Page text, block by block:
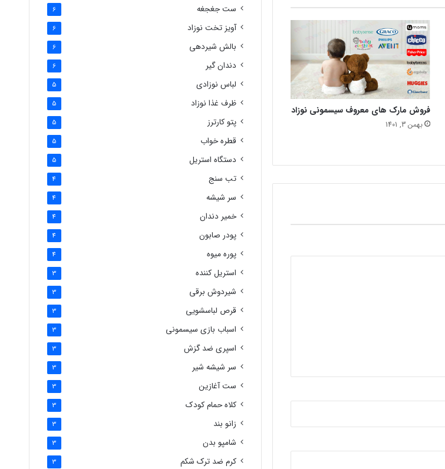
فروش مارک های معروف سیسمونی نوزاد
بهمن 3, 1401
ست جغجغه 6
آویز تخت نوزاد 6
بالش شیردهی 6
دندان گیر 6
لباس نوزادی 5
ظرف غذا نوزاد 5
پتو کارترز 5
قطره خواب 5
دستگاه استریل 5
تب سنج 4
سر شیشه 4
خمیر دندان 4
پودر صابون 4
پوره میوه 4
استریل کننده 3
شیردوش برقی 3
قرص لباسشویی 3
اسباب بازی سیسمونی 3
اسپری ضد گزش 3
سر شیشه شیر 3
ست آغازین 3
کلاه حمام کودک 3
زانو بند 3
شامپو بدن 3
کرم ضد ترک شکم 3